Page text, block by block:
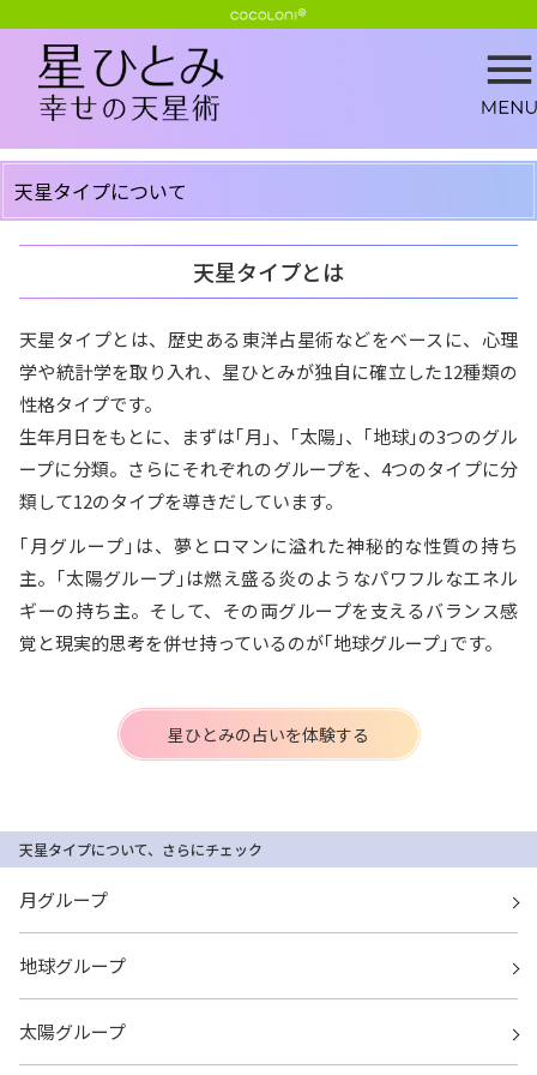
天星タイプについて
天星タイプとは
天星タイプとは、歴史ある東洋占星術などをベースに、心理
学や統計学を取り入れ、星ひとみが独自に確立した12種類の
性格タイプです。
生年月日をもとに、まずは｢月｣、｢太陽｣、｢地球｣の3つのグル
ープに分類。さらにそれぞれのグループを、4つのタイプに分
類して12のタイプを導きだしています。
｢月グループ｣は、夢とロマンに溢れた神秘的な性質の持ち
主。｢太陽グループ｣は燃え盛る炎のようなパワフルなエネル
ギーの持ち主。そして、その両グループを支えるバランス感
覚と現実的思考を併せ持っているのが｢地球グループ｣です。
星ひとみの占いを体験する
天星タイプについて、さらにチェック
月グループ
地球グループ
太陽グループ